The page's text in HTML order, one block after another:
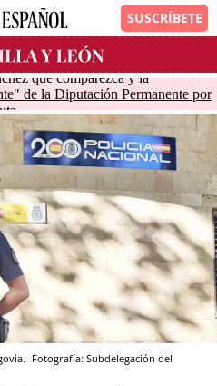
que comparezca y la
de la Diputación Permanente por
Fotografía: Subdelegación del